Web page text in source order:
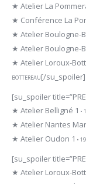
★ Atelier La
★ Conférence La
★ Atelier Boulogne-
★ Atelier Boulogne-
★ Atelier Loroux-
BOTTEREAU[/su_spoiler]
[su_spoiler
★ Atelier Belligné 1 •
★ Atelier Nantes
★ Atelier Oudon 1 •
[su_spoiler
★ Atelier Loroux-